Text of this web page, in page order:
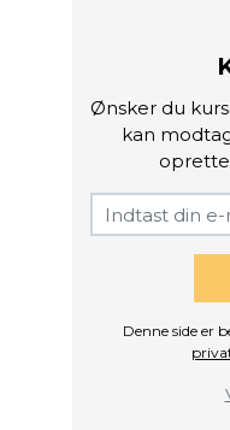
Ønsker du
kan
Denne side er